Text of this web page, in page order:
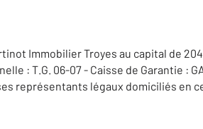
Immobilier Troyes au capital de
: T.G. 06-07 - Caisse de Garantie :
représentants légaux domiciliés en